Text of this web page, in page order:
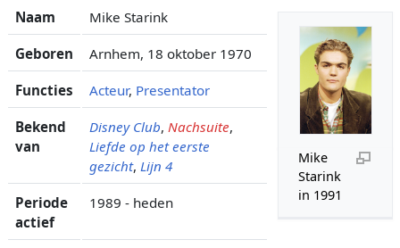
Mike
Starink
in 1991
Naam Mike Starink
Geboren Arnhem, 18 oktober 1970
Functies Acteur, Presentator
Bekend
van
Disney Club, Nachsuite,
Liefde op het eerste
gezicht, Lijn 4
Periode
actief
1989 - heden